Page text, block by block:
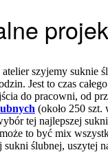
szyjemy suknie
Jest to czas
do pracowni, od
(około 250 szt.
tej najlepszej
to być mix
ślubnej, uszytej